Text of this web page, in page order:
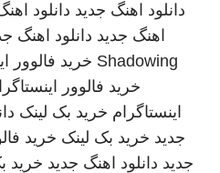
دانلود اهنگ جدید دانلود
اهنگ جدید دانلود اهنگ
Shadowing خرید فالوور
خرید فالوور
اینستاگرام خرید بک لینک
جدید خرید بک لینک خرید
جدید دانلود اهنگ جدید خرید